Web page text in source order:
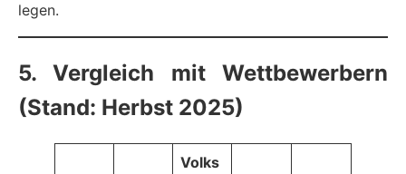
legen.
5. Vergleich mit Wettbewerbern
(Stand: Herbst 2025)
Volks